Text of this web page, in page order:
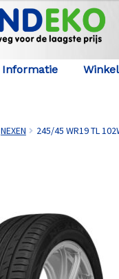
Informatie
NEXEN 245/45 WR19 TL